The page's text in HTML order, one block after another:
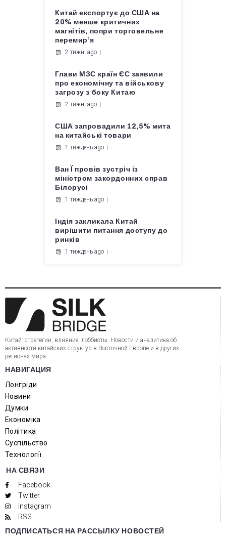
Китай експортує до США на
20% менше критичних
магнітів, попри торговельне
перемир’я
2 тижні ago
Глави МЗС країн ЄС заявили
про економічну та військову
загрозу з боку Китаю
2 тижні ago
США запровадили 12,5% мита
на китайські товари
1 тиждень ago
Ван Ї провів зустріч із
міністром закордонних справ
Білорусі
1 тиждень ago
Індія закликала Китай
вирішити питання доступу до
ринків
1 тиждень ago
Китай: стратегии, влияние, лоббисты. Новости и аналитика об
активности китайских структур в Восточной Европе и в других
регионах мира.
НАВИГАЦИЯ
Лонгріди
Новини
Думки
Економіка
Політика
Суспільство
Технології
НА СВЯЗИ
Facebook
Twitter
Instagram
RSS
ПОДПИСАТЬСЯ НА РАССЫЛКУ НОВОСТЕЙ